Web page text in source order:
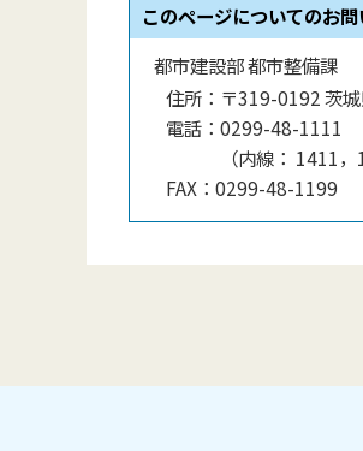
このページについてのお
都市建設部 都市整備課
住所： 〒319-0192 茨
電話： 0299-48-1111
（内線 ： 1411
FAX： 0299-48-1199